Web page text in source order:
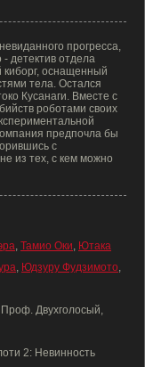
прогресса,
детектив отдела
оснащенный
тела. Остался
Кусанаги. Вместе с
роботами своих
предпочла бы
с
из тех, с кем можно
, Тамио Оки, Ютака
, Юдзуру Фудзимото,
Двухголосый,
2: Невинность